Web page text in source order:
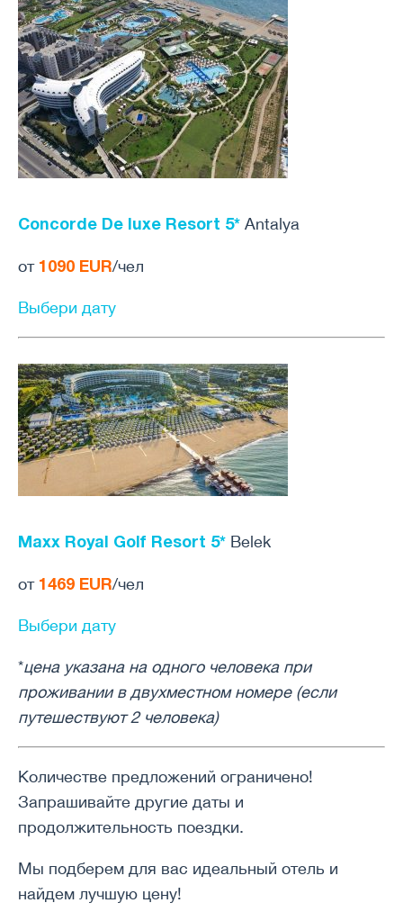
Concorde De luxe Resort 5* Antalya
от 1090 EUR/чел
Выбери дату
Maxx Royal Golf Resort 5* Belek
от 1469 EUR/чел
Выбери дату
*цена указана на одного человека при
проживании в двухместном номере (если
путешествуют 2 человека)
Количестве предложений ограничено!
Запрашивайте другие даты и
продолжительность поездки.
Мы подберем для вас идеальный отель и
найдем лучшую цену!